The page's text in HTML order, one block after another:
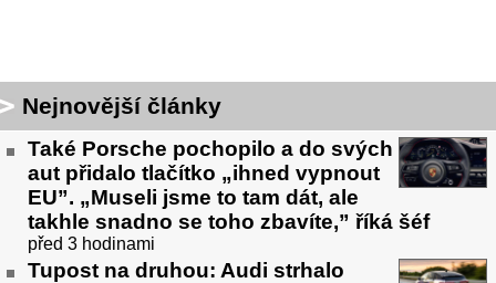
Nejnovější články
Také Porsche pochopilo a do svých
aut přidalo tlačítko „ihned vypnout
EU”. „Museli jsme to tam dát, ale
takhle snadno se toho zbavíte,” říká šéf
před 3 hodinami
Tupost na druhou: Audi strhalo